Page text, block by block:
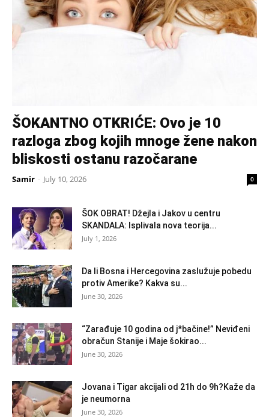
ŠOKANTNO OTKRIĆE: Ovo je 10
razloga zbog kojih mnoge žene nakon
bliskosti ostanu razočarane
Samir - July 10, 2026 0
ŠOK OBRAT! Džejla i Jakov u centru
SKANDALA: Isplivala nova teorija...
July 1, 2026
Da li Bosna i Hercegovina zaslužuje pobedu
protiv Amerike? Kakva su...
June 30, 2026
“Zarađuje 10 godina od j*bačine!” Neviđeni
obračun Stanije i Maje šokirao...
June 30, 2026
Jovana i Tigar akcijali od 21h do 9h?Kaže da
je neumorna
June 30, 2026